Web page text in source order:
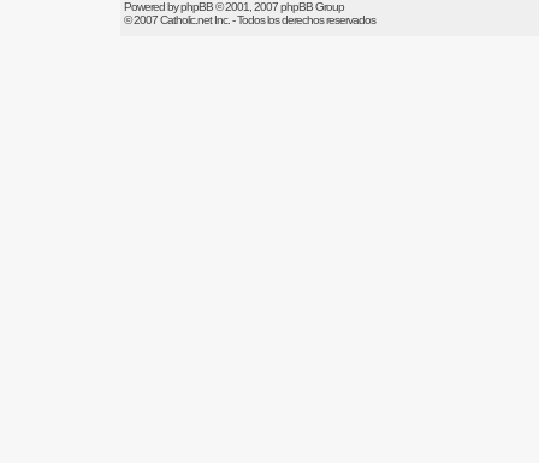
Powered byphpBB© 2001, 2007 phpBB Group
© 2007Catholic.netInc. - Todos los derechos reservados